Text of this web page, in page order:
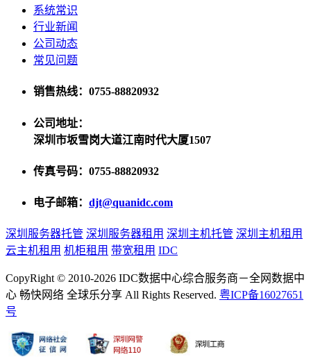
系统常识
行业新闻
公司动态
常见问题
销售热线：0755-88820932
公司地址：
深圳市坂雪岗大道江南时代大厦1507
传真号码：0755-88820932
电子邮箱： djt@quanidc.com
深圳服务器托管 深圳服务器租用 深圳主机托管 深圳主机租用
云主机租用 机柜租用 带宽租用 IDC
CopyRight © 2010-2026 IDC数据中心综合服务商－全网数据中
心 畅快网络 全球乐分享 All Rights Reserved. 粤ICP备16027651
号